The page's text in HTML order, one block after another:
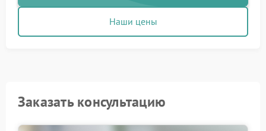
Наши цены
Заказать консультацию